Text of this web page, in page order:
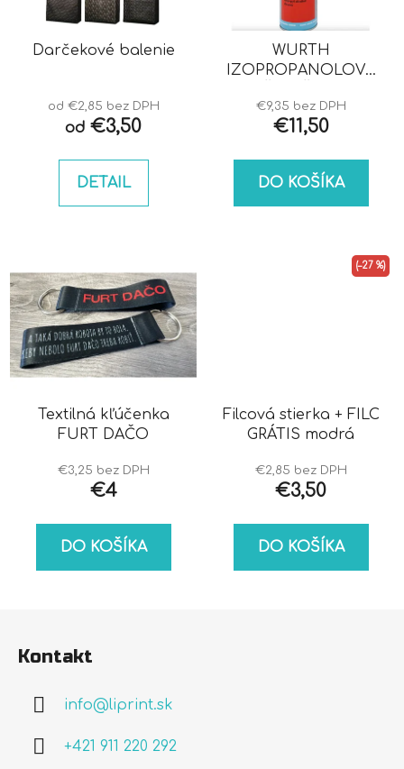
Darčekové balenie
od €2,85 bez DPH
od €3,50
DETAIL
WURTH
IZOPROPANOLOVÝ
€9,35 bez DPH
€11,50
DO KOŠÍKA
Textilná kľúčenka
FURT DAČO
€3,25 bez DPH
€4
DO KOŠÍKA
Filcová stierka + FILC
GRÁTIS modrá
€2,85 bez DPH
€3,50
(–27 %)
DO KOŠÍKA
Kontakt
info@liprint.sk
+421 911 220 292